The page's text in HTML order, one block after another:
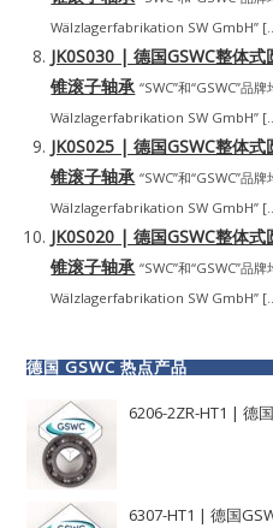
Wälzlagerfabrikation SW GmbH”
JK0S030 | 德国GSWC整体
锥滚子轴承 “SWC”和“GSWC”品
Wälzlagerfabrikation SW GmbH”
JK0S025 | 德国GSWC整体
锥滚子轴承 “SWC”和“GSWC”品
Wälzlagerfabrikation SW GmbH”
JK0S020 | 德国GSWC整体
锥滚子轴承 “SWC”和“GSWC”品
Wälzlagerfabrikation SW GmbH”
德国 GSWC 热点产品
6206-2ZR-HT1 | 德
6307-HT1 | 德国